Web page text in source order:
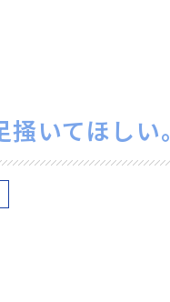
いてほしい。